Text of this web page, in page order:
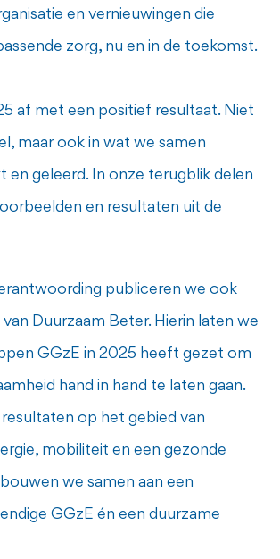
en vernieuwingen die
zorg, nu en in de toekomst.
af met een positief resultaat. Niet
maar ook in wat we samen
en geleerd. In onze terugblik delen
en resultaten uit de
publiceren we ook
van Duurzaam Beter. Hierin laten we
GGzE in 2025 heeft gezet om
hand in hand te laten gaan.
op het gebied van
mobiliteit en een gezonde
we samen aan een
GGzE én een duurzame